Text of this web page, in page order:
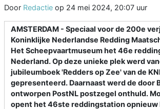
Door Redactie op 24 mei 2024, 20:07 uur
AMSTERDAM - Speciaal voor de 200e
Koninklijke Nederlandse Redding
Het Scheepvaartmuseum het 46e
Nederland. Op deze unieke plek werd
jubileumboek 'Redders op Zee' van de
gepresenteerd. Daarnaast werd de door
ontworpen PostNL postzegel onthuld.
opent het 46ste reddingstation opnieuw